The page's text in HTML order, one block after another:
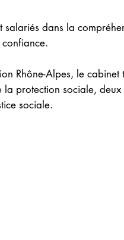
dans la
Rhône-Alpes, le cabinet
protection sociale, deux
sociale.